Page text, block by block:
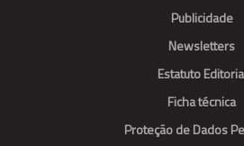
Publicidade
Newsletters
Estatuto
Ficha técnica
Proteção de Dados